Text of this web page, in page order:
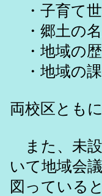
・子育て世
・郷土の名
・地域の
・地域の
両校区とも
また、未設
いて地域会
図っている